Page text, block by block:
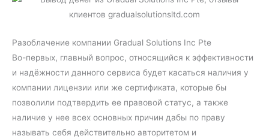
Разоблачение компании Gradual Solutions Inc Pte
Во-первых, главный вопрос, относящийся к эффективности
и надёжности данного сервиса будет касаться наличия у
компании лицензии или же сертификата, которые бы
позволили подтвердить ее правовой статус, а также
наличие у нее всех основных причин дабы по праву
называть себя действительно авторитетом и